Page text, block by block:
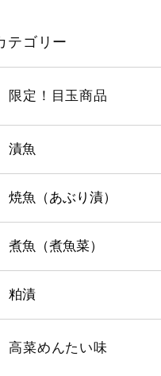
テゴリー
限定！目玉商品
漬魚
焼魚（あぶり漬）
煮魚（煮魚菜）
粕漬
高菜めんたい味